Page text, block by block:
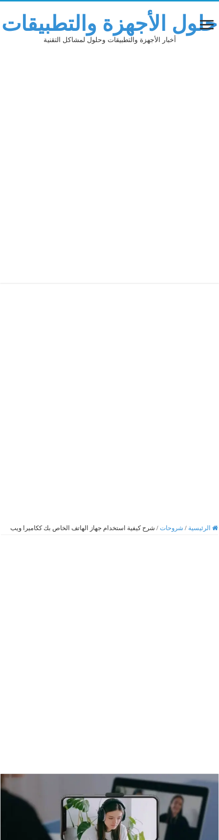
حلول الأجهزة والتطبيقات
أخبار الأجهزة والتطبيقات وحلول لمشاكل التقنية
الرئيسية / شروحات / شرح كيفية استخدام جهاز الهاتف الخاص بك ككاميرا ويب